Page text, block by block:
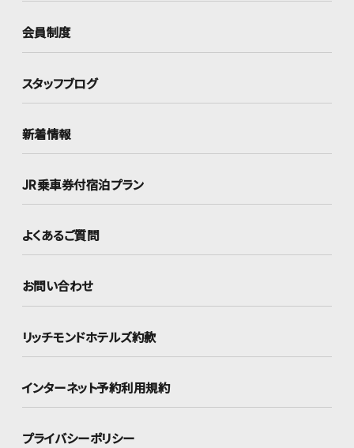
会員制度
スタッフブログ
新着情報
JR乗車券付宿泊プラン
よくあるご質問
お問い合わせ
リッチモンドホテルズ約款
インターネット予約利用規約
プライバシーポリシー